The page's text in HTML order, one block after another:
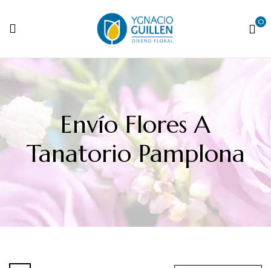
0
Envío Flores A
Tanatorio Pamplona